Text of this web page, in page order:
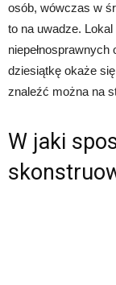
osób, wówczas w
to na uwadze.
dziesiątkę okaże
znaleźć można na
W jaki